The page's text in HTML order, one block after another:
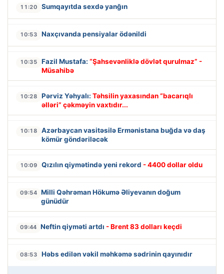
11:20 Sumqayıtda sexdə yanğın
10:53 Naxçıvanda pensiyalar ödənildi
10:35 Fazil Mustafa: “Şahsevənliklə dövlət qurulmaz” -
Müsahibə
10:28 Pərviz Yəhyalı: Təhsilin yaxasından “bacarıqlı
əlləri” çəkməyin vaxtıdır...
10:18
Azərbaycan vasitəsilə Ermənistana buğda və daş
kömür göndəriləcək
10:09 Qızılın qiymətində yeni rekord - 4400 dollar oldu
09:54 Milli Qəhrəman Hökumə Əliyevanın doğum
günüdür
09:44 Neftin qiyməti artdı - Brent 83 dolları keçdi
08:53 Həbs edilən vəkil məhkəmə sədrinin qayınıdır